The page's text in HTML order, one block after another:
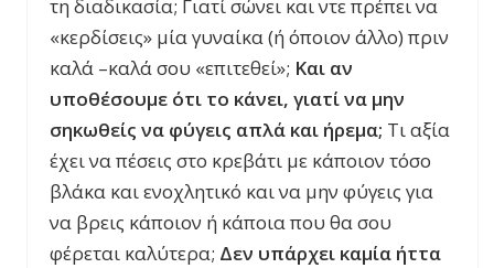
τη διαδικασία; Γιατί σώνει και ντε πρέπει να
«κερδίσεις» μία γυναίκα (ή όποιον άλλο) πριν
καλά –καλά σου «επιτεθεί»; Και αν
υποθέσουμε ότι το κάνει, γιατί να μην
σηκωθείς να φύγεις απλά και ήρεμα; Τι αξία
έχει να πέσεις στο κρεβάτι με κάποιον τόσο
βλάκα και ενοχλητικό και να μην φύγεις για
να βρεις κάποιον ή κάποια που θα σου
φέρεται καλύτερα; Δεν υπάρχει καμία ήττα